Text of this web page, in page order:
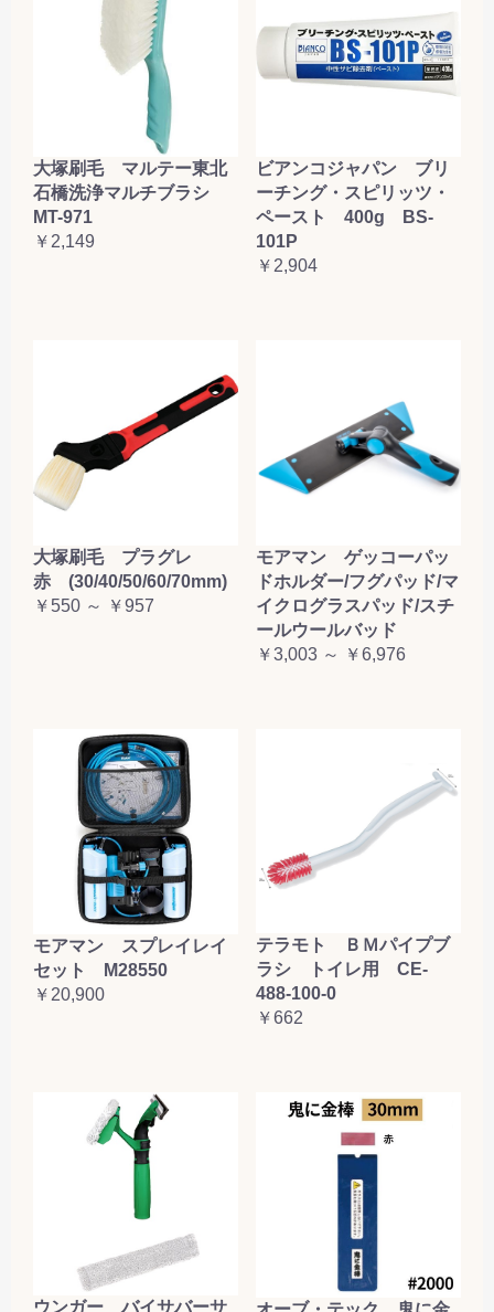
大塚刷毛 マルテー東北
石橋洗浄マルチブラシ
MT-971
￥2,149
ビアンコジャパン ブリ
ーチング・スピリッツ・
ペースト 400g BS-
101P
￥2,904
大塚刷毛 プラグレ
赤 (30/40/50/60/70mm)
￥550 ～ ￥957
モアマン ゲッコーパッ
ドホルダー/フグパッド/マ
イクログラスパッド/スチ
ールウールバッド
￥3,003 ～ ￥6,976
モアマン スプレイレイ
セット M28550
￥20,900
テラモト ＢＭパイプブ
ラシ トイレ用 CE-
488-100-0
￥662
ウンガー バイサバーサ